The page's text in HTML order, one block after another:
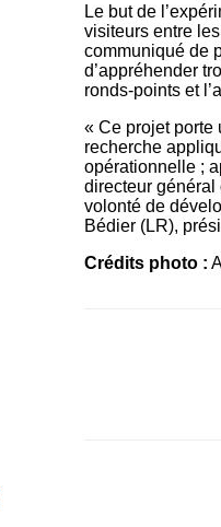
Le but de
visiteurs entre
communiqué de
d’appréhender
ronds-points et
« Ce projet porte
recherche
opérationnelle ;
directeur général
volonté de
Bédier (LR),
Crédits photo :